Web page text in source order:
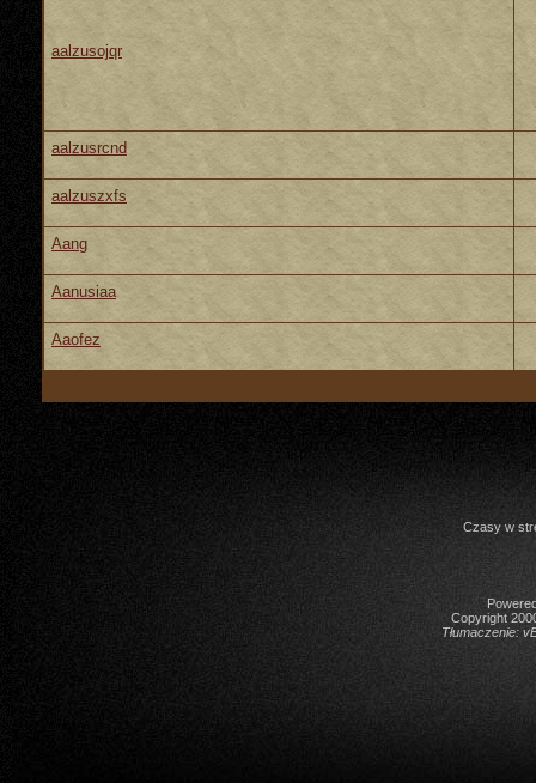
aalzusojqr
aalzusrcnd
aalzuszxfs
Aang
Aanusiaa
Aaofez
Czasy w
Copyright
Tłumaczenie: